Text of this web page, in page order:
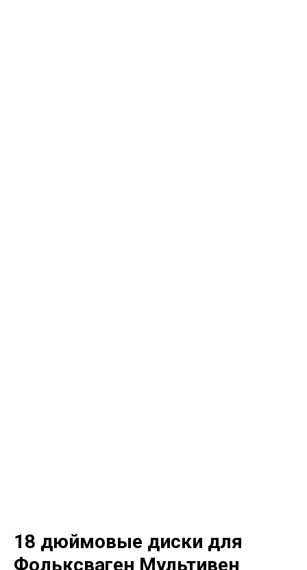
18 дюймовые диски для
Фольксваген Мультивен